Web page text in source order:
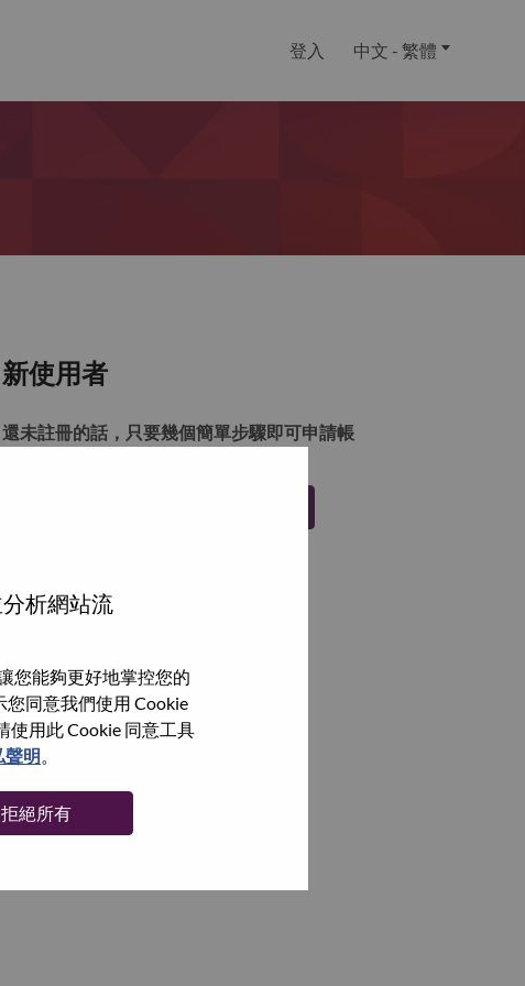
析網站流
您能夠更好地掌控您的
同意我們使用 Cookie
用此 Cookie 同意工具
聲明。
拒絕所有
登入 中文 - 繁體
新使用者
還未註冊的話，只要幾個簡單步驟即可申請帳